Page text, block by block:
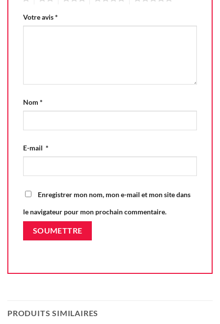
Votre avis*
Nom *
E-mail *
Enregistrer mon nom, mon e-mail et mon site dans
le navigateur pour mon prochain commentaire.
PRODUITS SIMILAIRES